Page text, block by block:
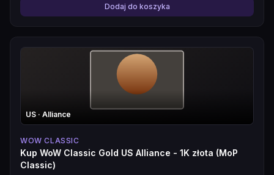
Dodaj do koszyka
US · Alliance
WOW CLASSIC
Kup WoW Classic Gold US Alliance - 1K złota (MoP
Classic)